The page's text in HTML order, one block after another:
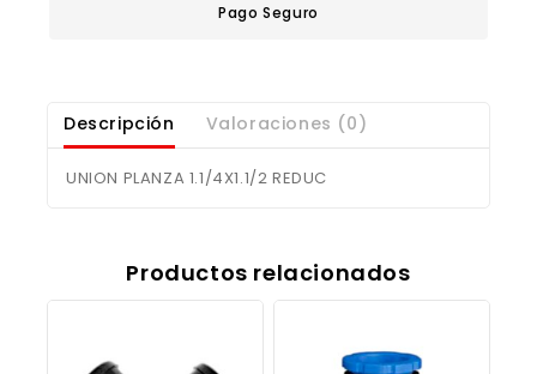
Pago Seguro
Descripción Valoraciones (0)
UNION PLANZA 1.1/4X1.1/2 REDUC
Productos relacionados